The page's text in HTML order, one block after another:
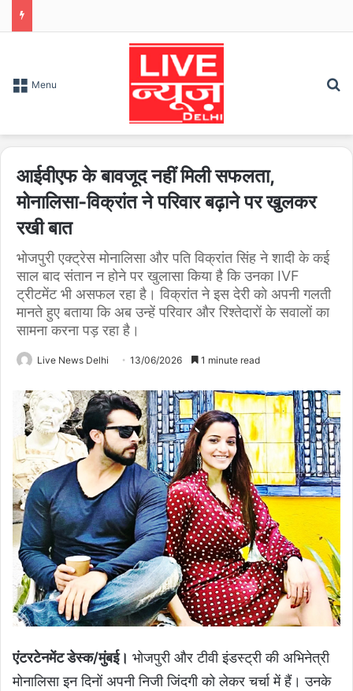
Menu
आईवीएफ के बावजूद नहीं मिली सफलता,
मोनालिसा-विक्रांत ने परिवार बढ़ाने पर खुलकर
रखी बात
भोजपुरी एक्ट्रेस मोनालिसा और पति विक्रांत सिंह ने शादी के कई
साल बाद संतान न होने पर खुलासा किया है कि उनका IVF
ट्रीटमेंट भी असफल रहा है। विक्रांत ने इस देरी को अपनी गलती
मानते हुए बताया कि अब उन्हें परिवार और रिश्तेदारों के सवालों का
सामना करना पड़ रहा है।
Live News Delhi 13/06/2026 1 minute read
एंटरटेनमेंट डेस्क/मुंबई। भोजपुरी और टीवी इंडस्ट्री की अभिनेत्री
मोनालिसा इन दिनों अपनी निजी जिंदगी को लेकर चर्चा में हैं। उनके